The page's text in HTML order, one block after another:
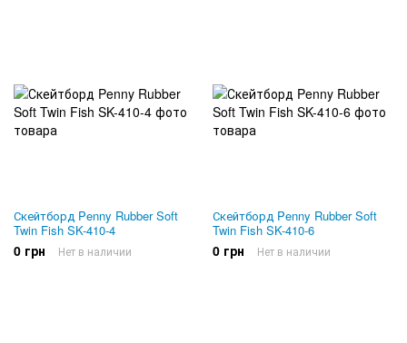
Скейтборд Penny Rubber Soft
Twin Fish SK-410-4
0 грн Нет в наличии
Скейтборд Penny Rubber Soft
Twin Fish SK-410-6
0 грн Нет в наличии